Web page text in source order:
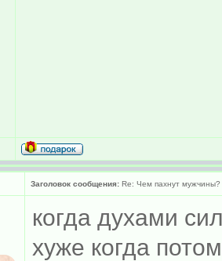
Заголовок сообщения: Re: Чем пахнут мужчины?
когда духами
хуже когда